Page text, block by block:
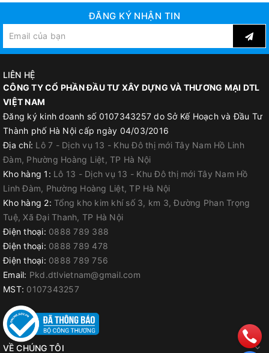
ĐĂNG KÝ NHẬN TIN
LIÊN HỆ
CÔNG TY CỔ PHẦN ĐẦU TƯ XÂY DỰNG VÀ THƯƠNG MẠI DTL
VIỆT NAM
Đăng ký kinh doanh số 0107343257 do Sở Kế Hoạch và Đầu Tư
Thành phố Hà Nội cấp ngày 04/03/2016
Địa chỉ: Lô 7 - Dịch vụ 13 - Khu Đô thị mới Tây Nam Hồ Linh
Đàm, Phường Hoàng Liệt, TP Hà Nội
Kho hàng 1: Lô 13 - Dịch vụ 13 - Khu Đô thị mới Tây Nam Hồ
Linh Đàm, Phường Hoàng Liệt, TP Hà Nội
Kho hàng 2: Tổng kho kim khí số 3, km 3, Đường Phan Trọng
Tuệ, Xã Đại Thanh, TP Hà Nội
Điện thoại: 0888 789 388
Điện thoại: 0888 789 478
Điện thoại: 0888 789 756
Email: Pkd.dtlvietnam@gmail.com
MST: 0107343257
VỀ CHÚNG TÔI